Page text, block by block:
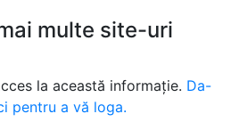
multe site-uri
la această informație. Da-
pentru a vă loga.